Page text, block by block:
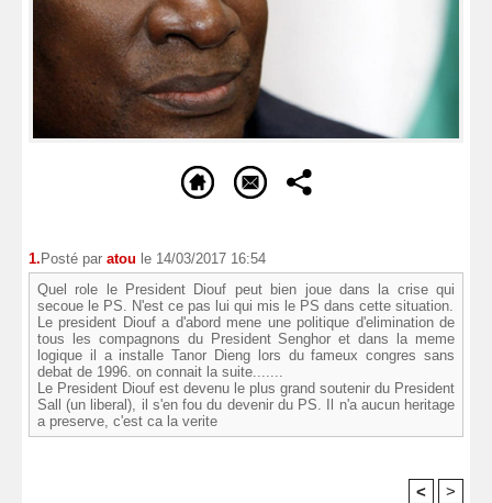
1.Posté par atou le 14/03/2017 16:54
Quel role le President Diouf peut bien joue dans la crise qui
secoue le PS. N'est ce pas lui qui mis le PS dans cette situation.
Le president Diouf a d'abord mene une politique d'elimination de
tous les compagnons du President Senghor et dans la meme
logique il a installe Tanor Dieng lors du fameux congres sans
debat de 1996. on connait la suite.......
Le President Diouf est devenu le plus grand soutenir du President
Sall (un liberal), il s'en fou du devenir du PS. Il n'a aucun heritage
a preserve, c'est ca la verite
< >